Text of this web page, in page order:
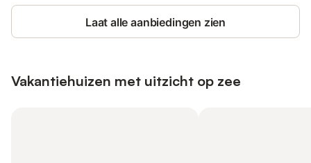
Laat alle aanbiedingen zien
Vakantiehuizen met uitzicht op zee